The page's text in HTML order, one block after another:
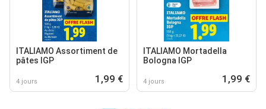
ITALIAMO Assortiment de
pâtes IGP
4 jours 1,99 €
ITALIAMO Mortadella
Bologna IGP
4 jours 1,99 €